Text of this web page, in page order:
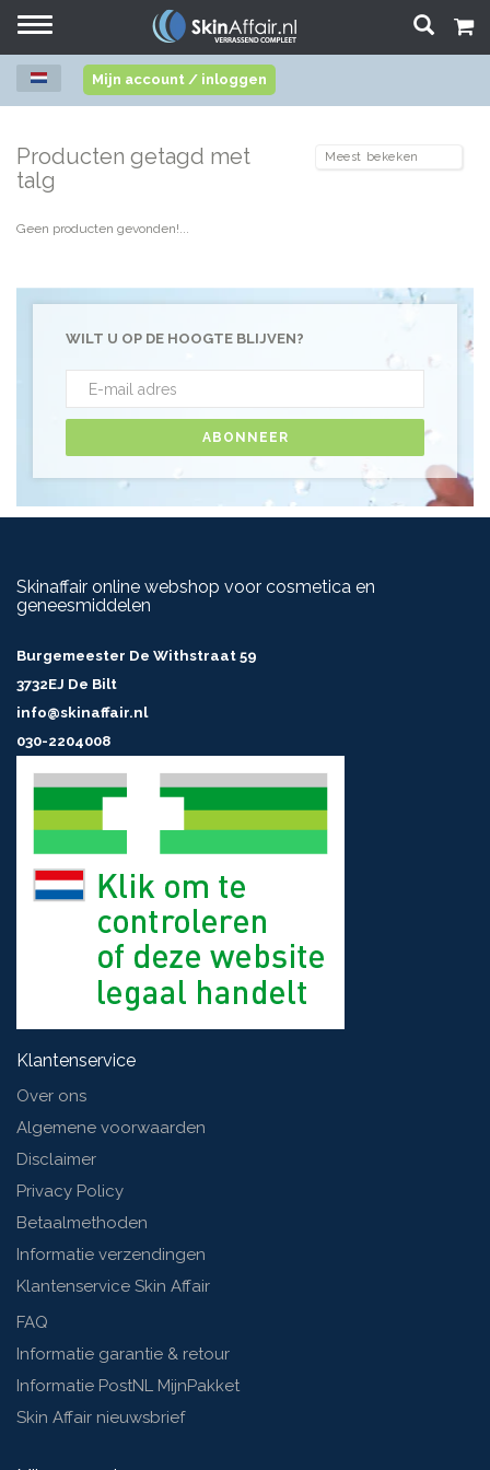
Toggle
Mijn account / inloggen
Producten getagd met
talg
Geen producten gevonden!...
WILT U OP DE HOOGTE BLIJVEN?
ABONNEER
Skinaffair online webshop voor cosmetica en
geneesmiddelen
Burgemeester De Withstraat 59
3732EJ De Bilt
info@skinaffair.nl
030-2204008
Klantenservice
Over ons
Algemene voorwaarden
Disclaimer
Privacy Policy
Betaalmethoden
Informatie verzendingen
Klantenservice Skin Affair
FAQ
Informatie garantie & retour
Informatie PostNL MijnPakket
Skin Affair nieuwsbrief